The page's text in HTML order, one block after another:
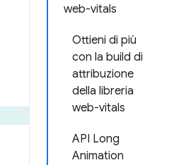
web-vitals
Ottieni di più
con la build di
attribuzione
della libreria
web-vitals
API Long
Animation